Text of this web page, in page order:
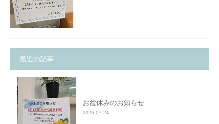
最近の記事
お盆休みのお知らせ
2026.07.24